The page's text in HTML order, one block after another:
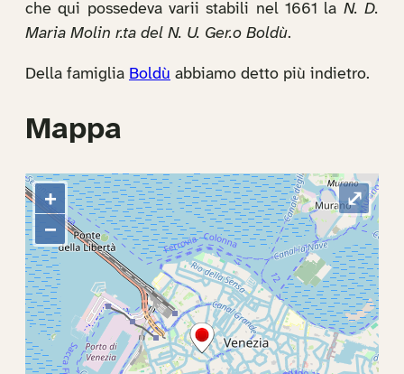
che qui possedeva varii stabili nel 1661 la N. D.
Maria Molin r.ta del N. U. Ger.o Boldù.
Della famiglia Boldù abbiamo detto più indietro.
Mappa